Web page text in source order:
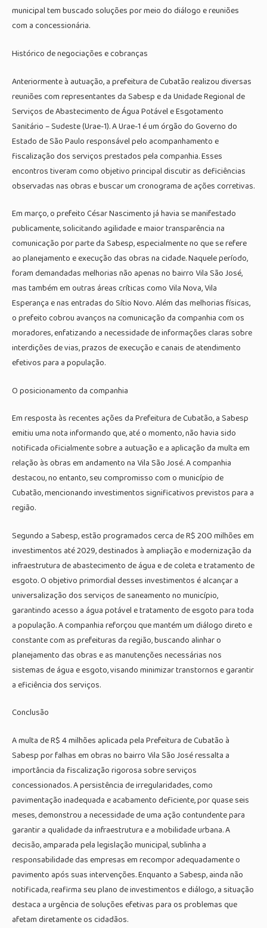
municipal tem buscado soluções por meio do diálogo e reuniões
com a concessionária.
Histórico de negociações e cobranças
Anteriormente à autuação, a prefeitura de Cubatão realizou diversas
reuniões com representantes da Sabesp e da Unidade Regional de
Serviços de Abastecimento de Água Potável e Esgotamento
Sanitário – Sudeste (Urae-1). A Urae-1 é um órgão do Governo do
Estado de São Paulo responsável pelo acompanhamento e
fiscalização dos serviços prestados pela companhia. Esses
encontros tiveram como objetivo principal discutir as deficiências
observadas nas obras e buscar um cronograma de ações corretivas.
Em março, o prefeito César Nascimento já havia se manifestado
publicamente, solicitando agilidade e maior transparência na
comunicação por parte da Sabesp, especialmente no que se refere
ao planejamento e execução das obras na cidade. Naquele período,
foram demandadas melhorias não apenas no bairro Vila São José,
mas também em outras áreas críticas como Vila Nova, Vila
Esperança e nas entradas do Sítio Novo. Além das melhorias físicas,
o prefeito cobrou avanços na comunicação da companhia com os
moradores, enfatizando a necessidade de informações claras sobre
interdições de vias, prazos de execução e canais de atendimento
efetivos para a população.
O posicionamento da companhia
Em resposta às recentes ações da Prefeitura de Cubatão, a Sabesp
emitiu uma nota informando que, até o momento, não havia sido
notificada oficialmente sobre a autuação e a aplicação da multa em
relação às obras em andamento na Vila São José. A companhia
destacou, no entanto, seu compromisso com o município de
Cubatão, mencionando investimentos significativos previstos para a
região.
Segundo a Sabesp, estão programados cerca de R$ 200 milhões em
investimentos até 2029, destinados à ampliação e modernização da
infraestrutura de abastecimento de água e de coleta e tratamento de
esgoto. O objetivo primordial desses investimentos é alcançar a
universalização dos serviços de saneamento no município,
garantindo acesso a água potável e tratamento de esgoto para toda
a população. A companhia reforçou que mantém um diálogo direto e
constante com as prefeituras da região, buscando alinhar o
planejamento das obras e as manutenções necessárias nos
sistemas de água e esgoto, visando minimizar transtornos e garantir
a eficiência dos serviços.
Conclusão
A multa de R$ 4 milhões aplicada pela Prefeitura de Cubatão à
Sabesp por falhas em obras no bairro Vila São José ressalta a
importância da fiscalização rigorosa sobre serviços
concessionados. A persistência de irregularidades, como
pavimentação inadequada e acabamento deficiente, por quase seis
meses, demonstrou a necessidade de uma ação contundente para
garantir a qualidade da infraestrutura e a mobilidade urbana. A
decisão, amparada pela legislação municipal, sublinha a
responsabilidade das empresas em recompor adequadamente o
pavimento após suas intervenções. Enquanto a Sabesp, ainda não
notificada, reafirma seu plano de investimentos e diálogo, a situação
destaca a urgência de soluções efetivas para os problemas que
afetam diretamente os cidadãos.